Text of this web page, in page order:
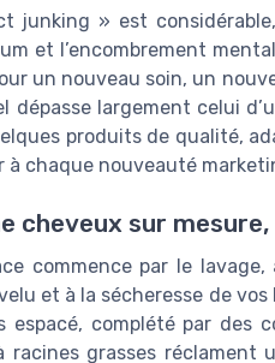
junking » est
et l’encombrement
un nouveau soin, un
dépasse largement celui
produits de qualité,
à chaque nouveauté
cheveux sur mesure,
commence par le
et à la sécheresse de
espacé, complété par des
racines grasses